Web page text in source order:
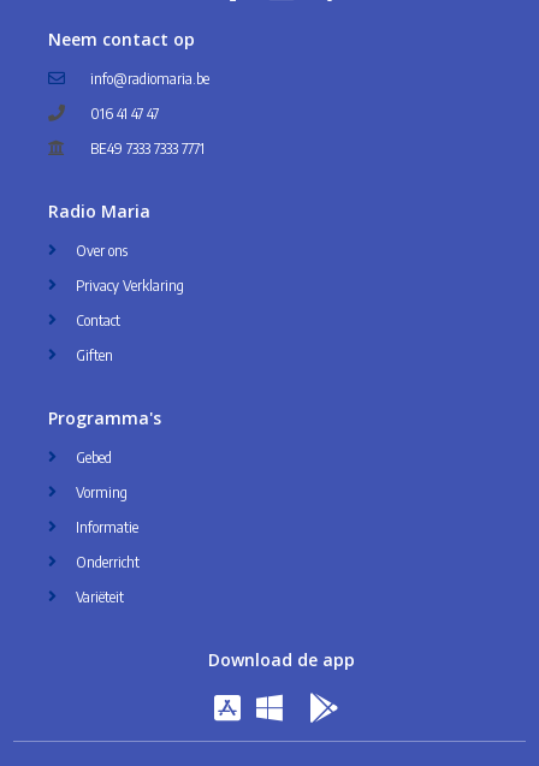
Neem contact op
info@radiomaria.be
016 41 47 47
BE49 7333 7333 7771
Radio Maria
Over ons
Privacy Verklaring
Contact
Giften
Programma's
Gebed
Vorming
Informatie
Onderricht
Variëteit
Download de app